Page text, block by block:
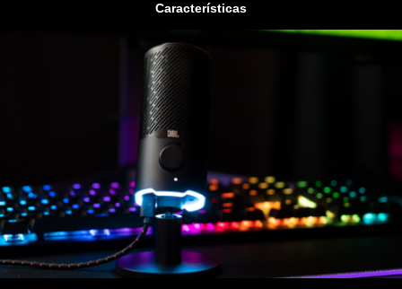
Características